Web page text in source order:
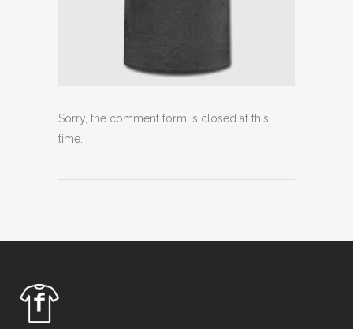
Sorry, the comment form is closed at this
time.